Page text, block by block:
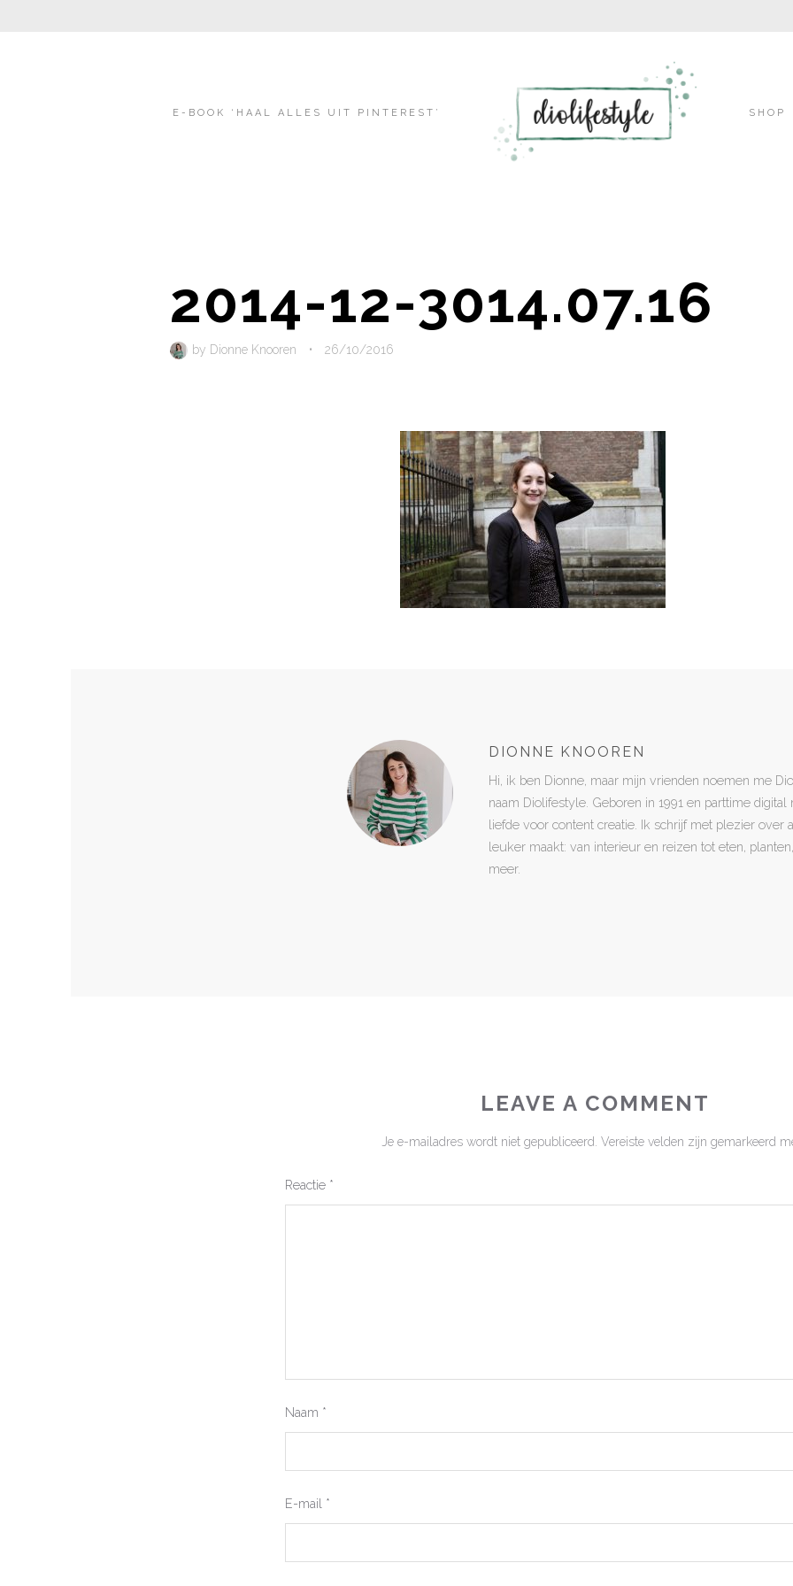
content
E-BOOK ‘HAAL ALLES UIT PINTEREST’ SHOP
2014-12-3014.07.16
by Dionne Knooren • 26/10/2016
DIONNE KNOOREN
Hi, ik ben Dionne, maar mijn vrienden noemen me
naam Diolifestyle. Geboren in 1991 en parttime
liefde voor content creatie. Ik schrijf met plezier over
leuker maakt: van interieur en reizen tot eten,
meer.
LEAVE A COMMENT
Je e-mailadres wordt niet gepubliceerd. Vereiste velden zijn gemarkeerd
Reactie *
Naam *
E-mail *